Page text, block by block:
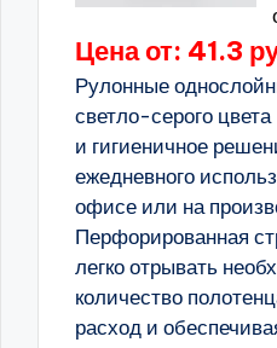
Цена от: 41.3
Рулонные
светло-серого
и гигиеничное
ежедневного
офисе или на
Перфорированная
легко отрывать
количество
расход и